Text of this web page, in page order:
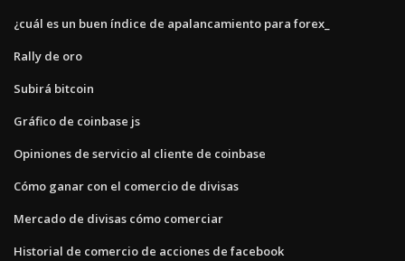
¿cuál es un buen índice de apalancamiento para forex_
Rally de oro
Subirá bitcoin
Gráfico de coinbase js
Opiniones de servicio al cliente de coinbase
Cómo ganar con el comercio de divisas
Mercado de divisas cómo comerciar
Historial de comercio de acciones de facebook